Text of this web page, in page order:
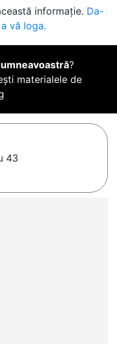
informație. Da-
vă loga.
?
materialele de
43